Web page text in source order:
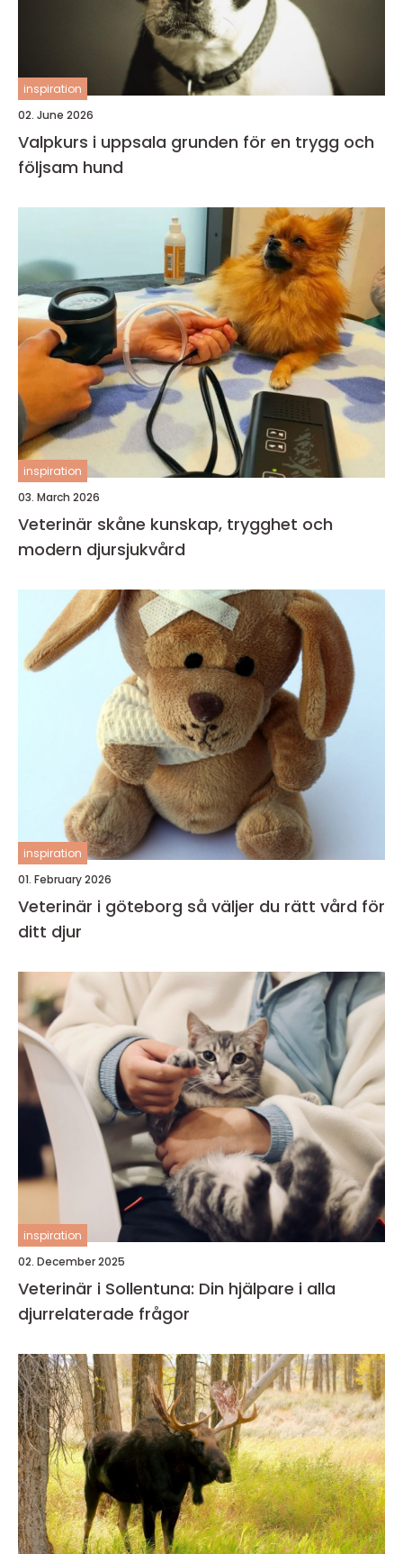
inspiration
02. June 2026
Valpkurs i uppsala grunden för en trygg och
följsam hund
inspiration
03. March 2026
Veterinär skåne kunskap, trygghet och
modern djursjukvård
inspiration
01. February 2026
Veterinär i göteborg så väljer du rätt vård för
ditt djur
inspiration
02. December 2025
Veterinär i Sollentuna: Din hjälpare i alla
djurrelaterade frågor